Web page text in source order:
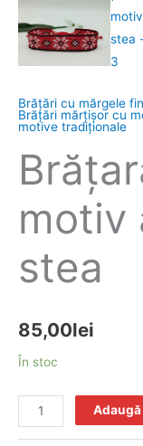
Brățări cu mărgele
Brăţări mărţişor cu
motive tradiționale
motiv
stea
85,00lei
În stoc